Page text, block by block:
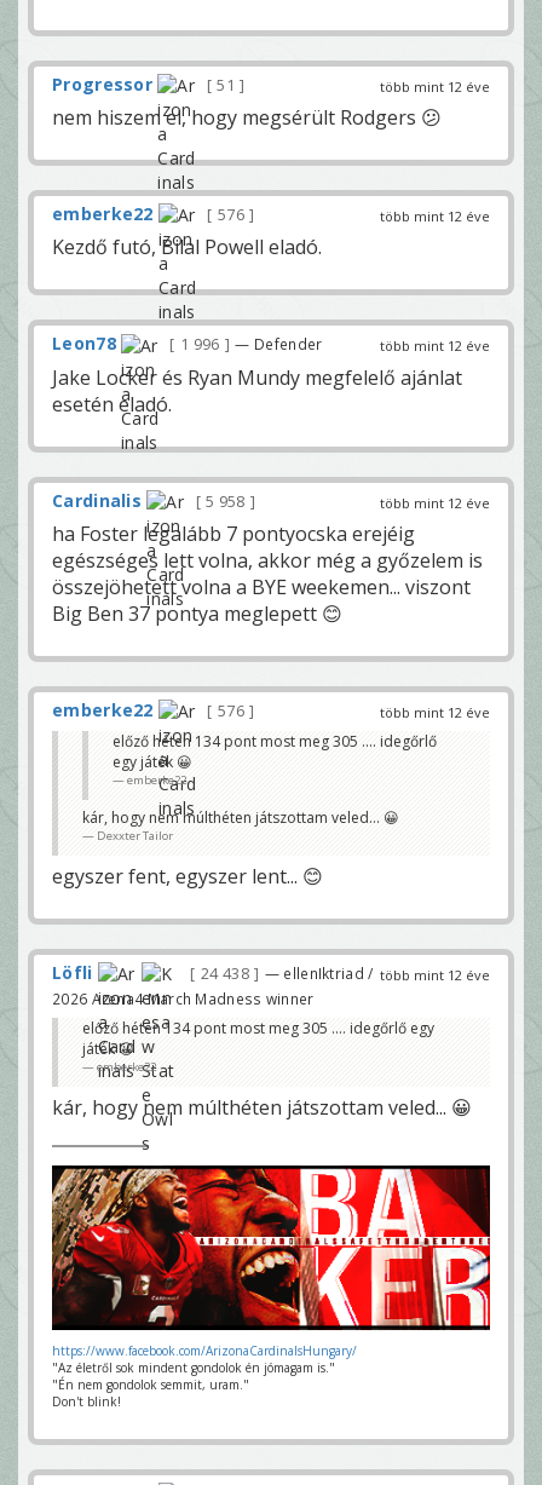
több mint 12 éve
Progressor 51
nem hiszem el, hogy megsérült Rodgers 😕
több mint 12 éve
emberke22 576
Kezdő futó, Bilal Powell eladó.
több mint 12 éve
Leon78 1 996 — Defender
Jake Locker és Ryan Mundy megfelelő ajánlat
esetén eladó.
több mint 12 éve
Cardinalis 5 958
ha Foster legalább 7 pontyocska erejéig
egészséges lett volna, akkor még a győzelem is
összejöhetett volna a BYE weekemen... viszont
Big Ben 37 pontya meglepett 😊
több mint 12 éve
emberke22
576
előző héten 134 pont most meg 305 .... idegőrlő
egy játék 😀
emberke22
kár, hogy nem múlthéten játszottam veled... 😀
Dexxter Tailor
egyszer fent, egyszer lent... 😊
több mint 12 éve
Löfli 24 438
— ellenIktriad /
2026 Arena4 March Madness winner
előző héten 134 pont most meg 305 .... idegőrlő egy
játék 😀
emberke22
kár, hogy nem múlthéten játszottam veled... 😀
https://www.facebook.com/ArizonaCardinalsHungary/
"Az életről sok mindent gondolok én jómagam is."
"Én nem gondolok semmit, uram."
Don't blink!